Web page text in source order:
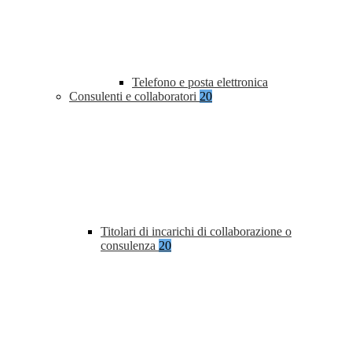
Telefono e posta elettronica
Consulenti e collaboratori 20
Titolari di incarichi di collaborazione o
consulenza 20